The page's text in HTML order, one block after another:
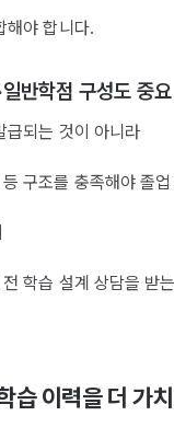
해야 합니다.
반학점 구성도 중요
급되는 것이 아니라
구조를 충족해야 졸
학습 설계 상담을 받
습 이력을 더 가